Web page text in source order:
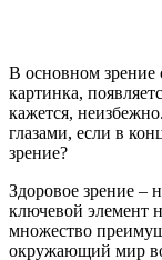
В основном зрение
картинка,
кажется,
глазами, если в
зрение?
Здоровое зрение –
ключевой элемент
множество
окружающий мир